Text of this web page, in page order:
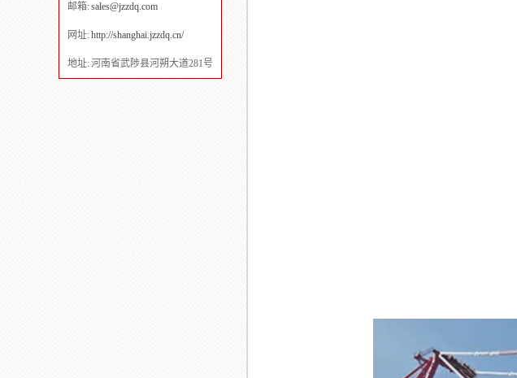
邮箱:sales@jzzdq.com
网址:http://shanghai.jzzdq.cn/
地址: 河南省武陟县河朔大道281号